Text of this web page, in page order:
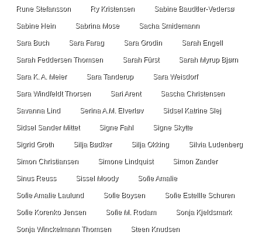
Rune Stefansson Ry Kristensen Sabine Baudtler-Vedersø
Sabine Hein Sabrina Mose Sacha Smidemann
Sara Buch Sara Farag Sara Grodin Sarah Engell
Sarah Feddersen Thomsen Sarah Fürst Sarah Myrup Bjørn
Sara K. A. Meier Sara Tanderup Sara Weisdorf
Sara Windfeldt Thorsen Sari Arent Sascha Christensen
Savanna Lind Serina A.M. Elverløv Sidsel Katrine Slej
Sidsel Sander Mittet Signe Fahl Signe Skytte
Sigrid Groth Silja Bødker Silja Okking Silvia Ludenberg
Simon Christiansen Simone Lindquist Simon Zander
Sinus Reuss Sissel Moody Sofie Amalie
Sofie Amalie Laulund Sofie Boysen Sofie Estellle Schuren
Sofie Korenko Jensen Sofie M. Rodam Sonja Kjeldsmark
Sonja Winckelmann Thomsen Steen Knudsen